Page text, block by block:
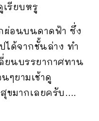
รียบหรู
อนบนดาดฟ้า ซึ่ง
ได้จากชั้นล่าง ทำ
ยนบรรยากาศทาน
ๆยามเช้าดู
ขมากเลยครับ….